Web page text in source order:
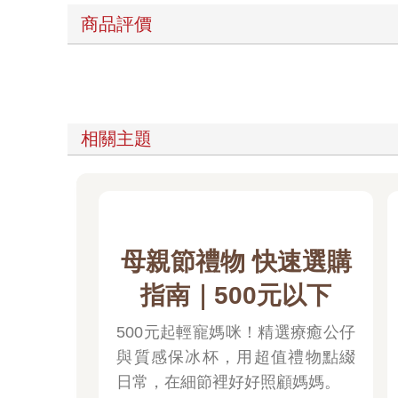
商品評價
相關主題
母親節禮物 快速選購
指南｜500元以下
500元起輕寵媽咪！精選療癒公仔
與質感保冰杯，用超值禮物點綴
日常，在細節裡好好照顧媽媽。